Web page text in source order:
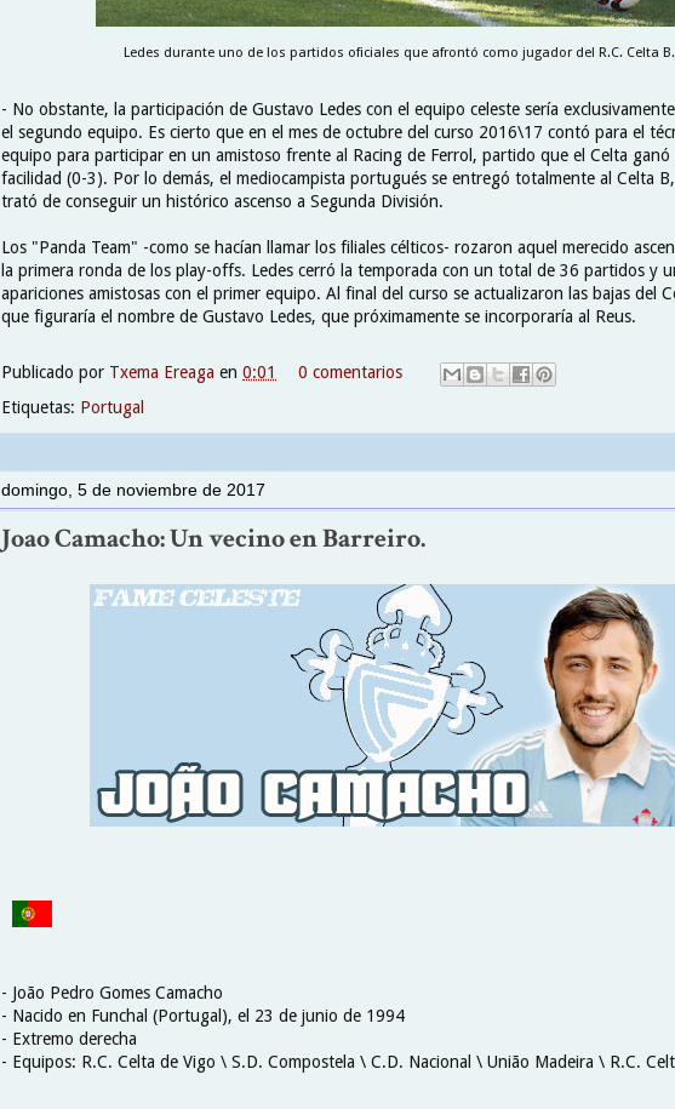
Ledes durante uno de los partidos oficiales que afrontó como jugador del R.C. Celta B.
- No obstante, la participación de Gustavo Ledes con el equipo celeste sería
el segundo equipo. Es cierto que en el mes de octubre del curso 2016\17 contó para el
equipo para participar en un amistoso frente al Racing de Ferrol, partido que el Celta ganó
facilidad (0-3). Por lo demás, el mediocampista portugués se entregó totalmente al Celta
trató de conseguir un histórico ascenso a Segunda División.
Los "Panda Team" -como se hacían llamar los filiales célticos- rozaron aquel merecido
la primera ronda de los play-offs. Ledes cerró la temporada con un total de 36 partidos y
apariciones amistosas con el primer equipo. Al final del curso se actualizaron las bajas del
que figuraría el nombre de Gustavo Ledes, que próximamente se incorporaría al Reus.
Publicado por Txema Ereaga en 0:01
0 comentarios
Etiquetas: Portugal
domingo, 5 de noviembre de 2017
Joao Camacho: Un vecino en Barreiro.
- João Pedro Gomes Camacho
- Nacido en Funchal (Portugal), el 23 de junio de 1994
- Extremo derecha
- Equipos: R.C. Celta de Vigo \ S.D. Compostela \ C.D. Nacional \ União Madeira \ R.C.